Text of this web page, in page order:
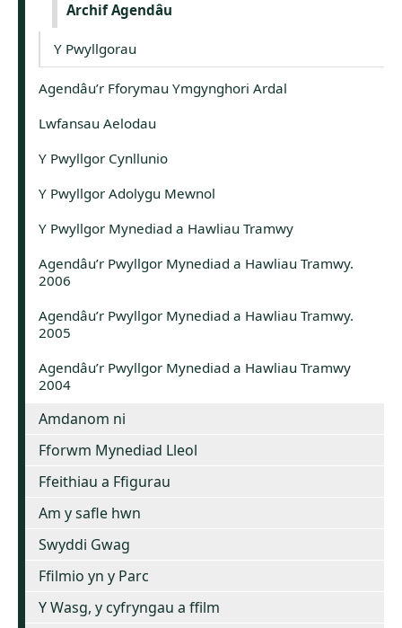
Archif Agendâu
Y Pwyllgorau
Agendâu’r Fforymau Ymgynghori Ardal
Lwfansau Aelodau
Y Pwyllgor Cynllunio
Y Pwyllgor Adolygu Mewnol
Y Pwyllgor Mynediad a Hawliau Tramwy
Agendâu’r Pwyllgor Mynediad a Hawliau Tramwy.
2006
Agendâu’r Pwyllgor Mynediad a Hawliau Tramwy.
2005
Agendâu’r Pwyllgor Mynediad a Hawliau Tramwy
2004
Amdanom ni
Fforwm Mynediad Lleol
Ffeithiau a Ffigurau
Am y safle hwn
Swyddi Gwag
Ffilmio yn y Parc
Y Wasg, y cyfryngau a ffilm